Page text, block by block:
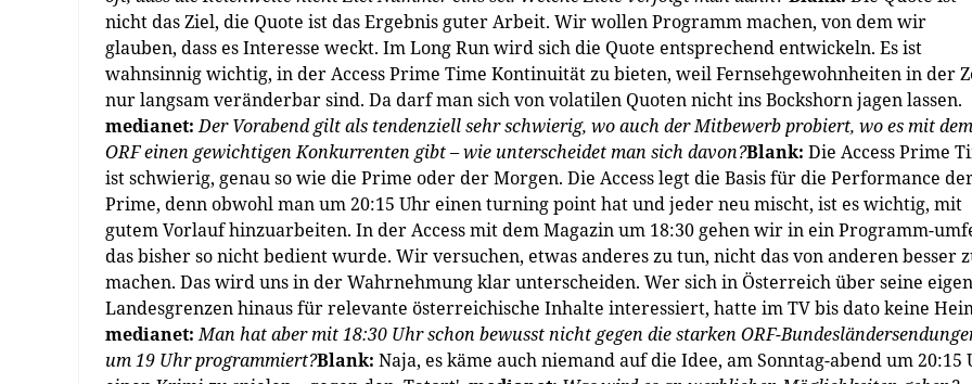
nicht das Ziel, die Quote ist das Ergebnis guter Arbeit. Wir wollen Programm machen, von dem wir
glauben, dass es Interesse weckt. Im Long Run wird sich die Quote entsprechend entwickeln. Es ist
wahnsinnig wichtig, in der Access Prime Time Kontinuität zu bieten, weil Fernsehgewohnheiten in der
nur langsam veränderbar sind. Da darf man sich von volatilen Quoten nicht ins Bockshorn jagen lassen.
medianet:Der Vorabend gilt als tendenziell sehr schwierig, wo auch der Mitbewerb probiert, wo es mit dem
ORF einen gewichtigen Konkurrenten gibt – wie unterscheidet man sich davon?Blank: Die Access Prime
ist schwierig, genau so wie die Prime oder der Morgen. Die Access legt die Basis für die Performance
Prime, denn obwohl man um 20:15 Uhr einen turning point hat und jeder neu mischt, ist es wichtig, mit
gutem Vorlauf hinzuarbeiten. In der Access mit dem Magazin um 18:30 gehen wir in ein Programm-
das bisher so nicht bedient wurde. Wir versuchen, etwas anderes zu tun, nicht das von anderen besser
machen. Das wird uns in der Wahrnehmung klar unterscheiden. Wer sich in Österreich über seine
Landesgrenzen hinaus für relevante österreichische Inhalte interessiert, hatte im TV bis dato keine
medianet:Man hat aber mit 18:30 Uhr schon bewusst nicht gegen die starken ORF-
um 19 Uhr programmiert?Blank: Naja, es käme auch niemand auf die Idee, am Sonntag-abend um 20:15